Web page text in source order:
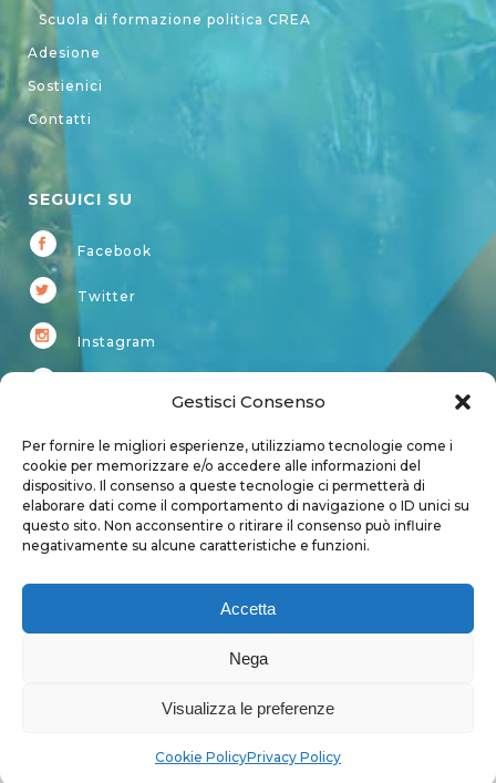
Gestisci Consenso
Per fornire le migliori esperienze, utilizziamo tecnologie come i
cookie per memorizzare e/o accedere alle informazioni del
dispositivo. Il consenso a queste tecnologie ci permetterà di
elaborare dati come il comportamento di navigazione o ID unici su
questo sito. Non acconsentire o ritirare il consenso può influire
negativamente su alcune caratteristiche e funzioni.
Accetta
Nega
Visualizza le preferenze
Cookie PolicyPrivacy Policy
Scuola di formazione politica CREA
Adesione
Sostienici
Contatti
SEGUICI SU
Facebook
Twitter
Instagram
Account
Login
Copyright 2018 - Tutti i diritti sono riservati